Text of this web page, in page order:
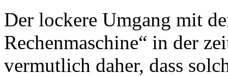
Der lockere Umgang mit
Rechenmaschine“ in der
vermutlich daher, dass